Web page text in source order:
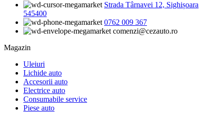
Strada Târnavei 12, Sighișoara
545400
0762 009 367
comenzi@cezauto.ro
Magazin
Uleiuri
Lichide auto
Accesorii auto
Electrice auto
Consumabile service
Piese auto